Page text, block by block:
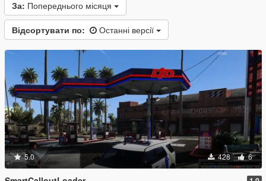
За: Попереднього місяця
Відсортувати по: Останні версії
5.0 428 6